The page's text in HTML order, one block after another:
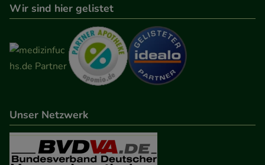
Wir sind hier gelistet
Unser Netzwerk